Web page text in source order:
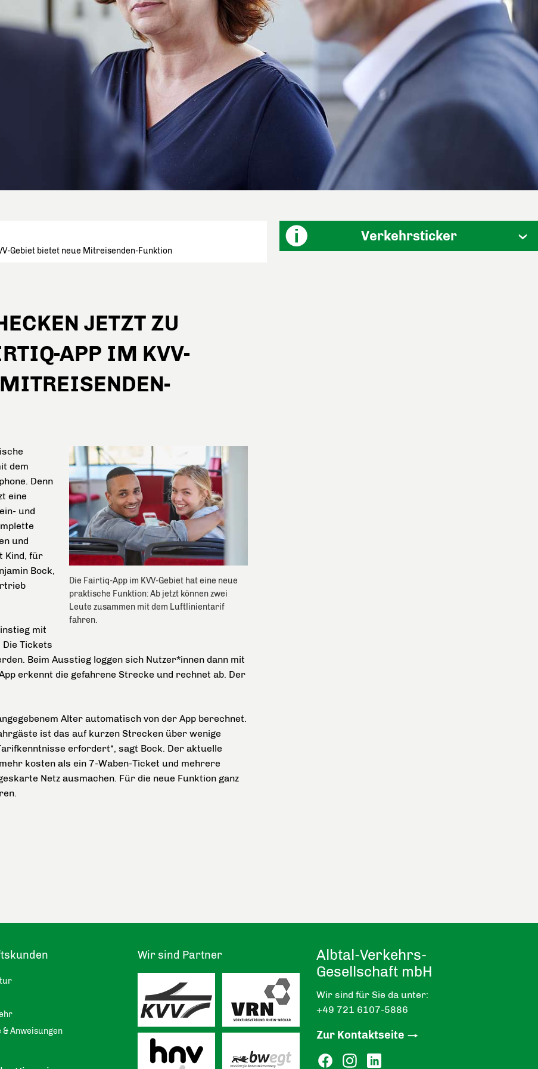
Gebiet bietet neue Mitreisenden-Funktion
JETZT ZU
APP IM KVV-
Die Fairtiq-App im KVV-Gebiet hat eine neue
praktische Funktion: Ab jetzt können zwei
Leute zusammen mit dem Luftlinientarif
fahren.
dem
Denn
eine
und
und
Kind, für
Bock,
mit
Tickets
Beim Ausstieg loggen sich Nutzer*innen dann mit
erkennt die gefahrene Strecke und rechnet ab. Der
Alter automatisch von der App berechnet.
ist das auf kurzen Strecken über wenige
erfordert“, sagt Bock. Der aktuelle
kosten als ein 7-Waben-Ticket und mehrere
Netz ausmachen. Für die neue Funktion ganz
Verkehrsticker
Anweisungen
Wir sind Partner
Albtal-Verkehrs-
Gesellschaft mbH
Wir sind für Sie da unter:
+49 721 6107-5886
Zur Kontaktseite